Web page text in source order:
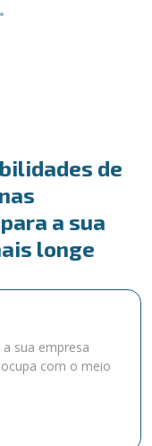
de
a sua
longe
sua empresa
com o meio